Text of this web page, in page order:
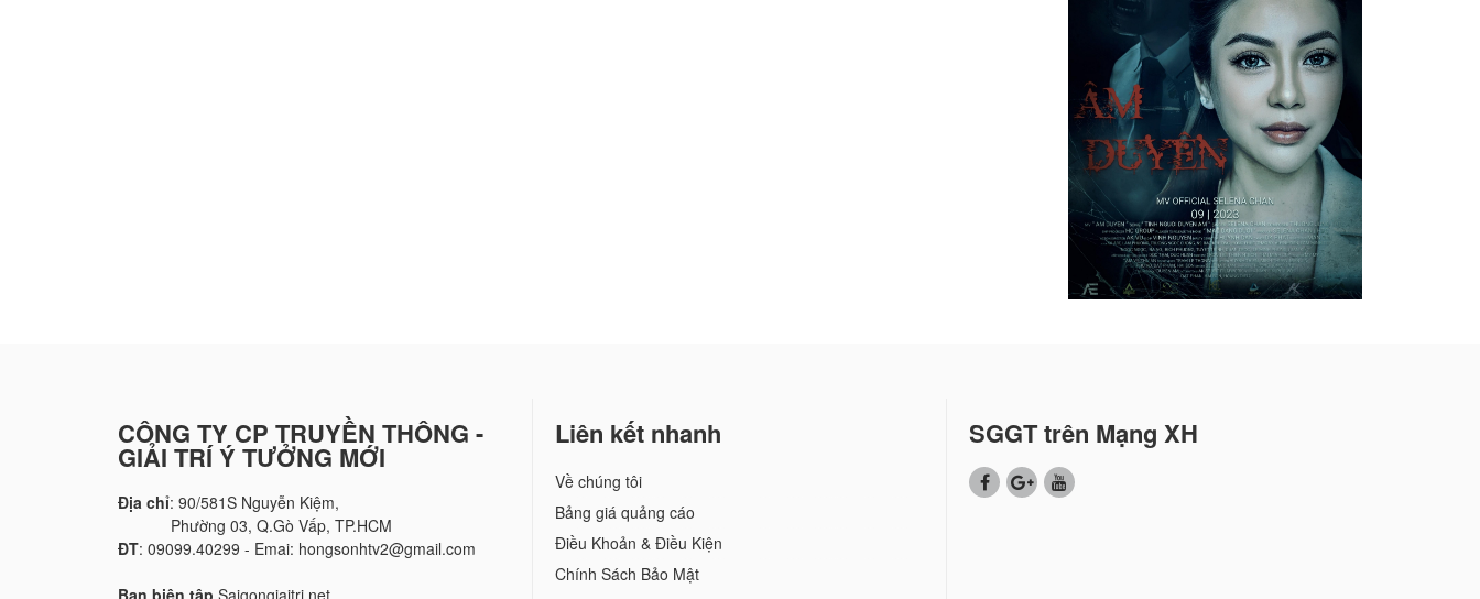
CÔNG TY CP TRUYỀN THÔNG -
GIẢI TRÍ Ý TƯỞNG MỚI
Địa chỉ: 90/581S Nguyễn Kiệm,
Phường 03, Q.Gò Vấp, TP.HCM
ĐT: 09099.40299 - Emai: hongsonhtv2@gmail.com
Liên kết nhanh
Về chúng tôi
Bảng giá quảng cáo
Điều Khoản & Điều Kiện
Chính Sách Bảo Mật
SGGT trên Mạng XH